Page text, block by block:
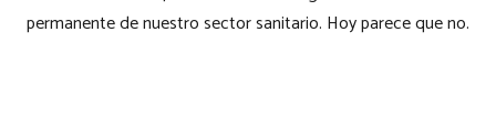
permanente de nuestro sector sanitario. Hoy parece que no.